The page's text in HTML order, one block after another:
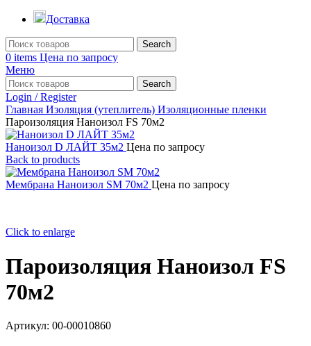
Доставка
Search
0 items Цена по запросу
Меню
Search
Login / Register
Главная Изоляция (утеплитель) Изоляционные пленки
Пароизоляция Наноизол FS 70м2
Наноизол D ЛАЙТ 35м2 Цена по запросу
Back to products
Мембрана Наноизол SM 70м2 Цена по запросу
Click to enlarge
Пароизоляция Наноизол FS
70м2
Артикул: 00-00010860